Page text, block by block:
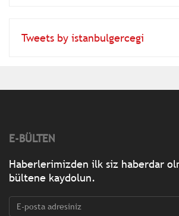
Tweets by istanbulgercegi
E-BÜLTEN
Haberlerimizden ilk siz haberdar
bültene kaydolun.